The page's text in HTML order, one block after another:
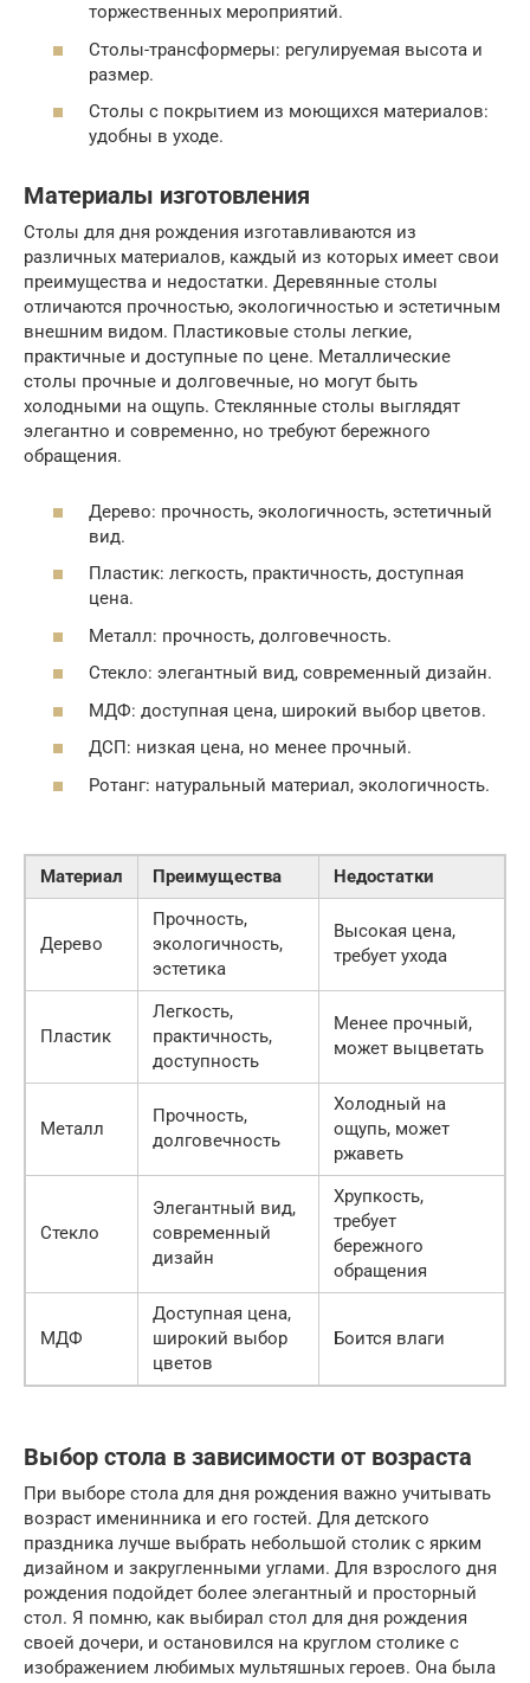
торжественных мероприятий.
Столы-трансформеры: регулируемая высота и
размер.
Столы с покрытием из моющихся материалов:
удобны в уходе.
Материалы изготовления
Столы для дня рождения изготавливаются из
различных материалов, каждый из которых имеет свои
преимущества и недостатки. Деревянные столы
отличаются прочностью, экологичностью и эстетичным
внешним видом. Пластиковые столы легкие,
практичные и доступные по цене. Металлические
столы прочные и долговечные, но могут быть
холодными на ощупь. Стеклянные столы выглядят
элегантно и современно, но требуют бережного
обращения.
Дерево: прочность, экологичность, эстетичный
вид.
Пластик: легкость, практичность, доступная
цена.
Металл: прочность, долговечность.
Стекло: элегантный вид, современный дизайн.
МДФ: доступная цена, широкий выбор цветов.
ДСП: низкая цена, но менее прочный.
Ротанг: натуральный материал, экологичность.
Материал Преимущества Недостатки
Дерево
Прочность,
экологичность,
эстетика
Высокая цена,
требует ухода
Пластик
Легкость,
практичность,
доступность
Менее прочный,
может выцветать
Металл
Прочность,
долговечность
Холодный на
ощупь, может
ржаветь
Стекло
Элегантный вид,
современный
дизайн
Хрупкость,
требует
бережного
обращения
МДФ
Доступная цена,
широкий выбор
цветов
Боится влаги
Выбор стола в зависимости от возраста
При выборе стола для дня рождения важно учитывать
возраст именинника и его гостей. Для детского
праздника лучше выбрать небольшой столик с ярким
дизайном и закругленными углами. Для взрослого дня
рождения подойдет более элегантный и просторный
стол. Я помню, как выбирал стол для дня рождения
своей дочери, и остановился на круглом столике с
изображением любимых мультяшных героев. Она была